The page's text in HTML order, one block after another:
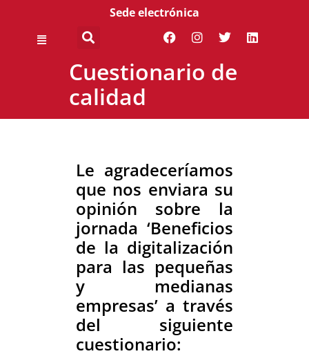
Sede electrónica
Cuestionario de
calidad
Le agradeceríamos
que nos enviara su
opinión sobre la
jornada ‘Beneficios
de la digitalización
para las pequeñas
y medianas
empresas’ a través
del siguiente
cuestionario: